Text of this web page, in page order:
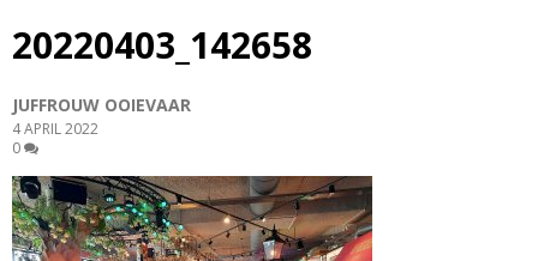
20220403_142658
JUFFROUW OOIEVAAR
4 APRIL 2022
0